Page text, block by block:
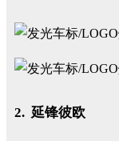
2. 延锋彼欧